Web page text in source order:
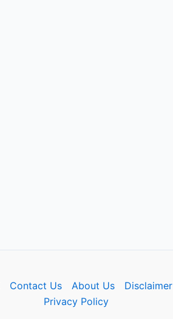
Contact Us About Us
Disclaimer
Privacy Policy